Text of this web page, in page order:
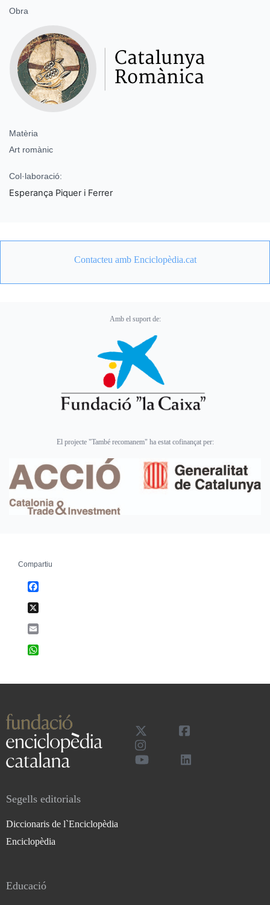
Obra
Matèria
Art romànic
Col·laboració:
Esperança Piquer i Ferrer
Contacteu amb Enciclopèdia.cat
Amb el suport de:
El projecte "També recomanem" ha estat cofinançat per:
Compartiu
Segells editorials
Diccionaris de l`Enciclopèdia
Enciclopèdia
Educació